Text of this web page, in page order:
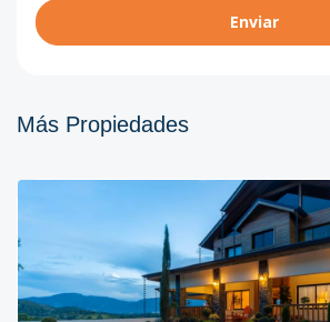
Enviar
Más Propiedades